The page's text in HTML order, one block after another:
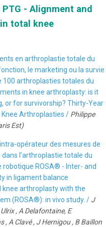
- Alignment and
total knee
en arthroplastie totale du
le marketing ou la survie
100 arthroplasties totales du
in knee arthroplasty: is it
or for survivorship? Thirty-Year
Arthroplasties / Philippe
Est)
opérateur des mesures de
dans l’arthroplastie totale du
robotique ROSA® - Inter- and
in ligament balance
arthroplasty with the
(ROSA®): in vivo study. / J
, A Delafontaine, E
, A Clavé , J Hernigou , B Baillon